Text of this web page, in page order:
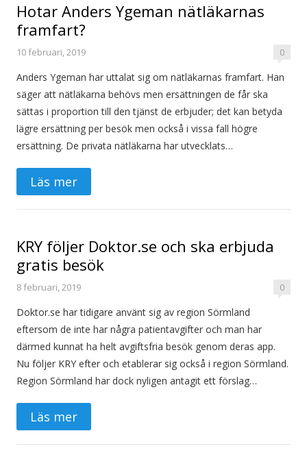
Hotar Anders Ygeman nätläkarnas
framfart?
10 februari, 2019 0
Anders Ygeman har uttalat sig om nätläkarnas framfart. Han
säger att nätläkarna behövs men ersättningen de får ska
sättas i proportion till den tjänst de erbjuder; det kan betyda
lägre ersättning per besök men också i vissa fall högre
ersättning. De privata nätläkarna har utvecklats…
Läs mer
KRY följer Doktor.se och ska erbjuda
gratis besök
8 februari, 2019 0
Doktor.se har tidigare använt sig av region Sörmland
eftersom de inte har några patientavgifter och man har
därmed kunnat ha helt avgiftsfria besök genom deras app.
Nu följer KRY efter och etablerar sig också i region Sörmland.
Region Sörmland har dock nyligen antagit ett förslag…
Läs mer